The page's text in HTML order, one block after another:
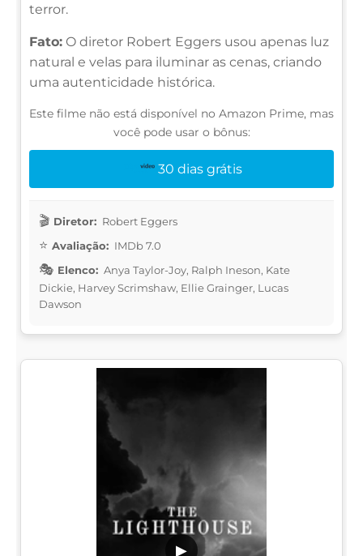
terror.
Fato: O diretor Robert Eggers usou apenas luz
natural e velas para iluminar as cenas, criando
uma autenticidade histórica.
Este filme não está disponível no Amazon Prime, mas
você pode usar o bônus:
30 dias grátis
Diretor: Robert Eggers
Avaliação: IMDb 7.0
Elenco: Anya Taylor-Joy, Ralph Ineson, Kate
Dickie, Harvey Scrimshaw, Ellie Grainger, Lucas
Dawson
▶